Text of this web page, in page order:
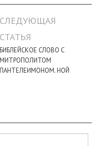
СЛЕДУЮЩАЯ
СТАТЬЯ
БИБЛЕЙСКОЕ СЛОВО С
МИТРОПОЛИТОМ
ПАНТЕЛЕИМОНОМ. НОЙ